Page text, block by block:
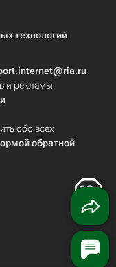
технологий
и рекламы
обо всех
обратной